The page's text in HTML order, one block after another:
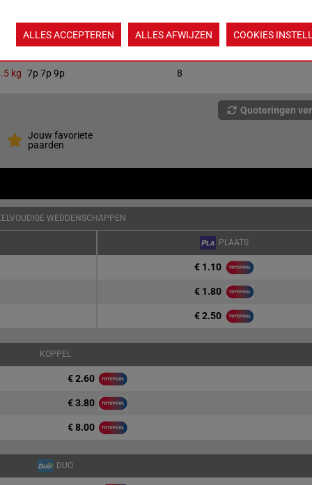
7p 4p 4p 2p 5p (22) 7p 8p 12p
kg 7p 7p 9p 8
Quoteringen
Jouw favoriete
paarden
WEDDENSCHAPPEN
PLAATS
€ 1.10
€ 1.80
€ 2.50
KOPPEL
€ 2.60
€ 3.80
€ 8.00
DUO
ALLES ACCEPTEREN ALLES AFWIJZEN COOKIES